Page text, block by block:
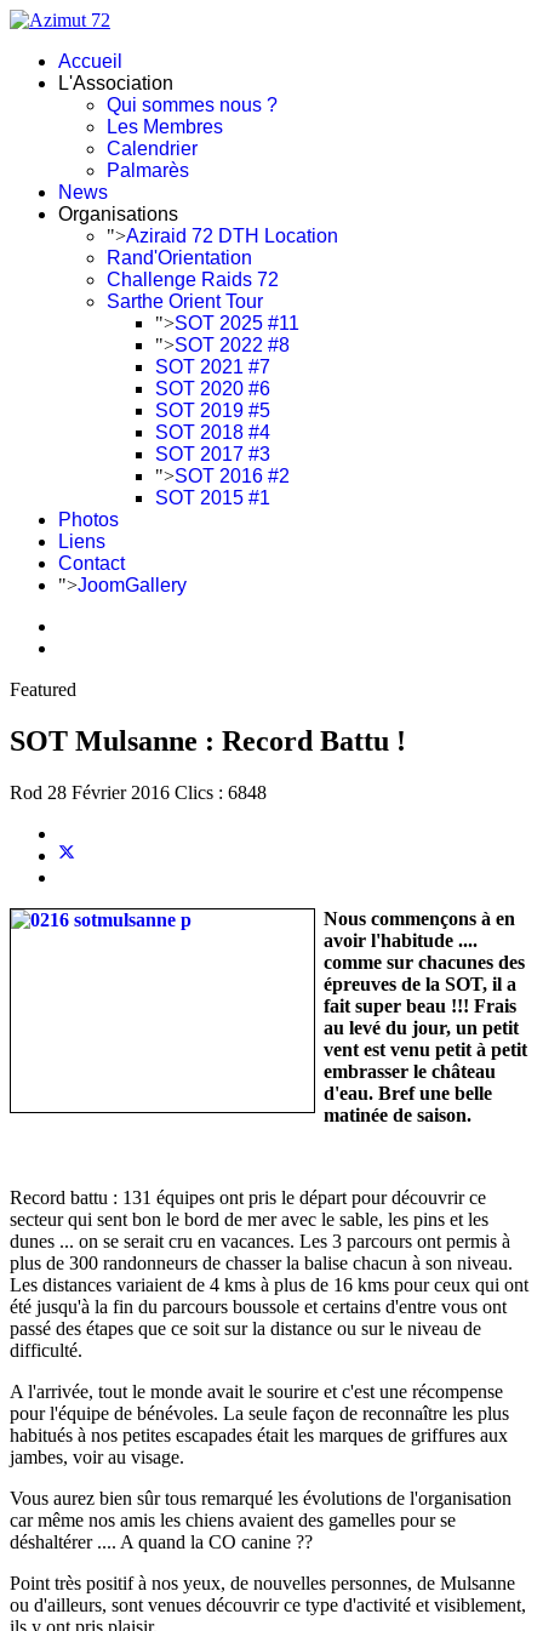
Accueil
L'Association
Qui sommes nous ?
Les Membres
Calendrier
Palmarès
News
Organisations
">Aziraid 72 DTH Location
Rand'Orientation
Challenge Raids 72
Sarthe Orient Tour
">SOT 2025 #11
">SOT 2022 #8
SOT 2021 #7
SOT 2020 #6
SOT 2019 #5
SOT 2018 #4
SOT 2017 #3
">SOT 2016 #2
SOT 2015 #1
Photos
Liens
Contact
">JoomGallery
Featured
SOT Mulsanne : Record Battu !
Rod 28 Février 2016 Clics : 6848
Nous commençons à en
avoir l'habitude ....
comme sur chacunes des
épreuves de la SOT, il a
fait super beau !!! Frais
au levé du jour, un petit
vent est venu petit à petit
embrasser le château
d'eau. Bref une belle
matinée de saison.
Record battu : 131 équipes ont pris le départ pour découvrir ce
secteur qui sent bon le bord de mer avec le sable, les pins et les
dunes ... on se serait cru en vacances. Les 3 parcours ont permis à
plus de 300 randonneurs de chasser la balise chacun à son niveau.
Les distances variaient de 4 kms à plus de 16 kms pour ceux qui ont
été jusqu'à la fin du parcours boussole et certains d'entre vous ont
passé des étapes que ce soit sur la distance ou sur le niveau de
difficulté.
A l'arrivée, tout le monde avait le sourire et c'est une récompense
pour l'équipe de bénévoles. La seule façon de reconnaître les plus
habitués à nos petites escapades était les marques de griffures aux
jambes, voir au visage.
Vous aurez bien sûr tous remarqué les évolutions de l'organisation
car même nos amis les chiens avaient des gamelles pour se
déshaltérer .... A quand la CO canine ??
Point très positif à nos yeux, de nouvelles personnes, de Mulsanne
ou d'ailleurs, sont venues découvrir ce type d'activité et visiblement,
ils y ont pris plaisir.